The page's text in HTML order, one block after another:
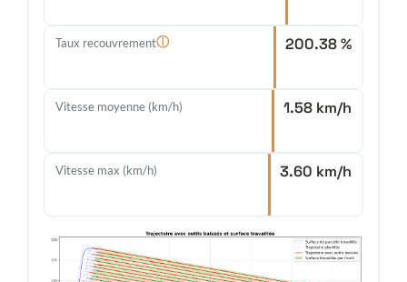
Taux recouvrementⓘ 200.38 %
Vitesse moyenne (km/h) 1.58 km/h
Vitesse max (km/h) 3.60 km/h